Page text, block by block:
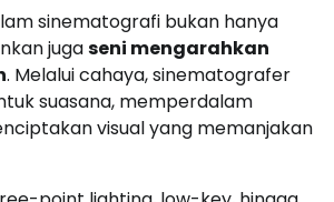
sinematografi bukan hanya
jugaseni mengarahkan
. Melalui cahaya, sinematografer
suasana, memperdalam
visual yang memanjakan